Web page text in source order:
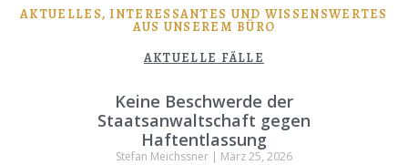
AKTUELLES, INTERESSANTES UND WISSENSWERTES
AUS UNSEREM BÜRO
AKTUELLE FÄLLE
Keine Beschwerde der
Staatsanwaltschaft gegen
Haftentlassung
Stefan Meichssner
März 25, 2026